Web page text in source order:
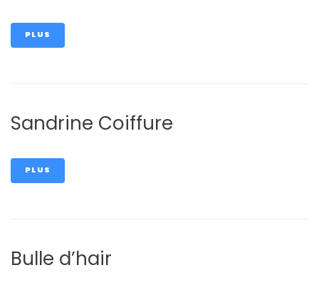
PLUS
Sandrine Coiffure
PLUS
Bulle d’hair